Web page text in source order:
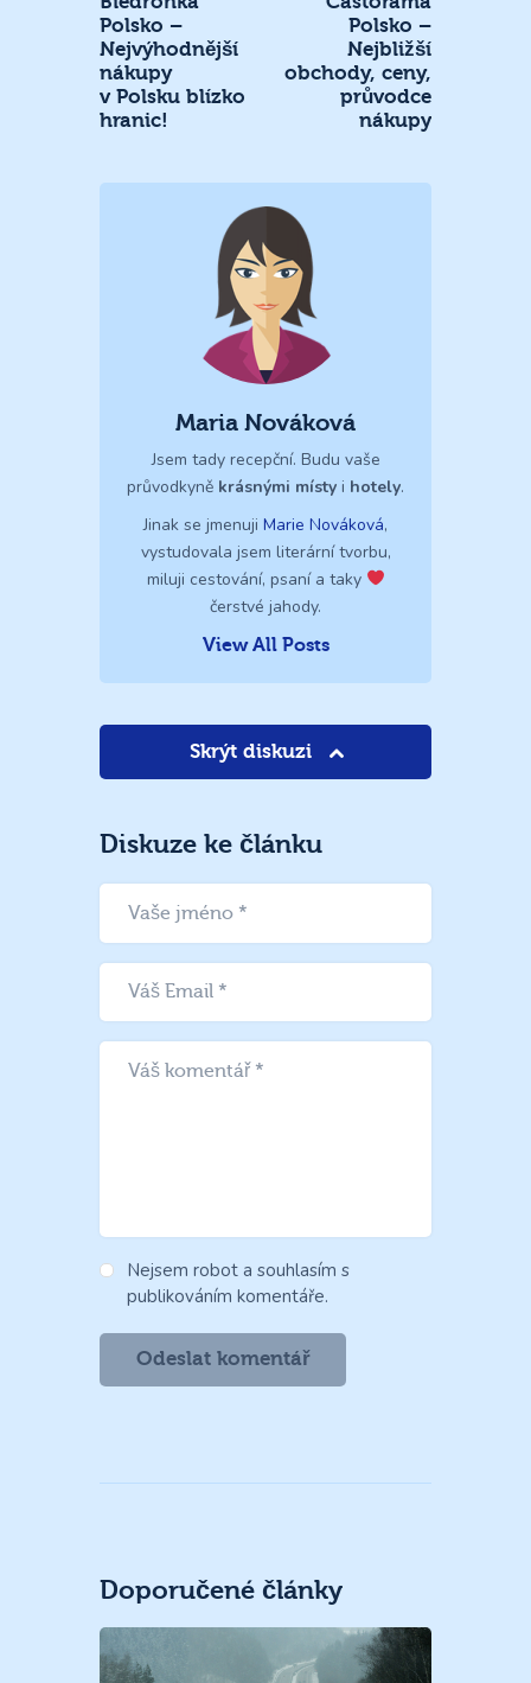
Polsko –
Nejvýhodnější
nákupy
v Polsku blízko
hranic!
Polsko –
Nejbližší
obchody, ceny,
průvodce
nákupy
Maria Nováková
Jsem tady recepční. Budu vaše
průvodkyně krásnými místy i hotely.
Jinak se jmenuji Marie Nováková,
vystudovala jsem literární tvorbu,
miluji cestování, psaní a taky
čerstvé jahody.
View All Posts
Skrýt diskuzi
Diskuze ke článku
Nejsem robot a souhlasím s
publikováním komentáře.
Doporučené články